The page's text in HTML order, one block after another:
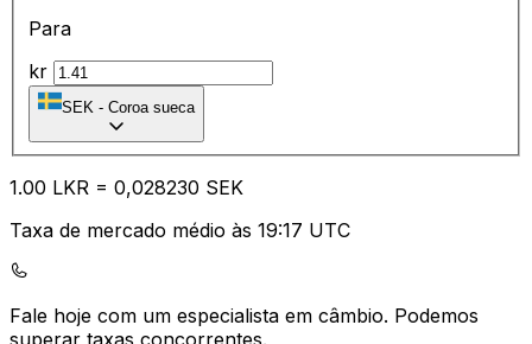
Para
kr
SEK - Coroa sueca
1.00 LKR = 0,028230 SEK
Taxa de mercado médio às 19:17 UTC
Fale hoje com um especialista em câmbio. Podemos